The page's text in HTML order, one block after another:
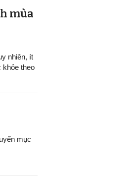
mùa
nhiên, ít
khỏe theo
mục